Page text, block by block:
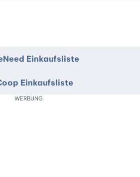
Einkaufsliste
Einkaufsliste
WERBUNG